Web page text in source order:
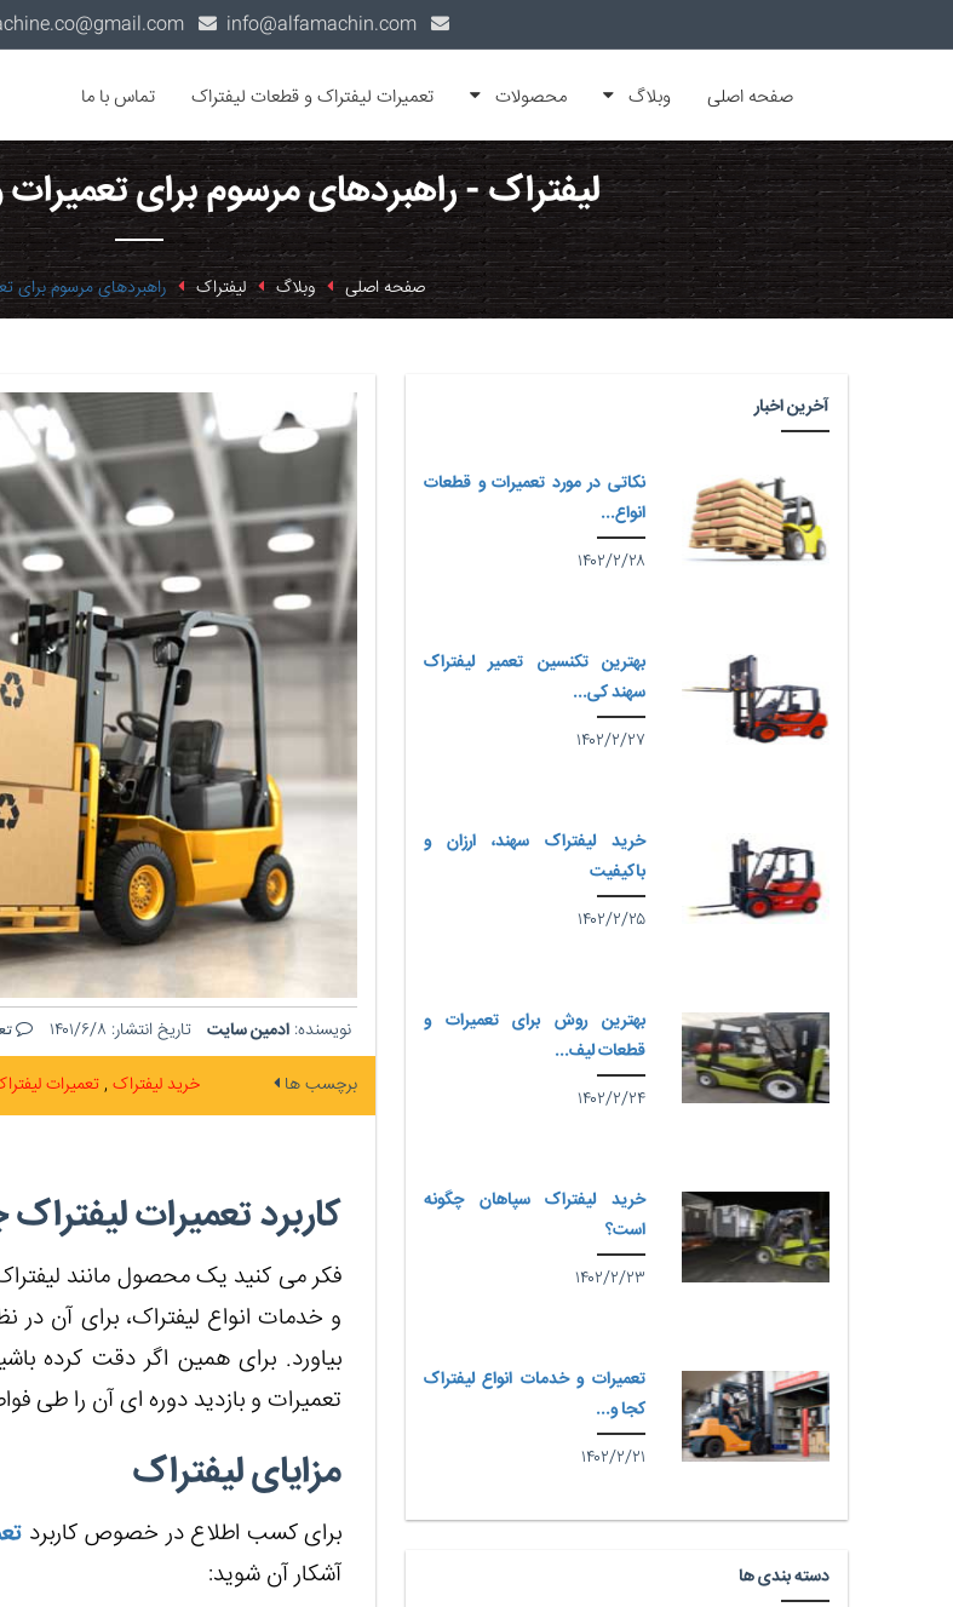
صفحه اصلی وبلاگ محصولات تعمیرات لیفتراک و قطعات لیفتراک تماس با ما
لیفتراک - راهبردهای مرسوم برای
صفحه اصلی وبلاگ لیفتراک راهبردهای مرسوم برای
نویسنده: ادمین سایت تاریخ انتشار: ۱۴۰۱/۶/۸
برچسب ها خرید لیفتراک تعمیرات
کاربرد تعمیرات
فکر می کنید یک محصول مانند
و خدمات انواع لیفتراک، برای آن
بیاورد. برای همین اگر دقت کرده
تعمیرات و بازدید دوره ای آن را طی
مزایای لیفتراک
برای کسب اطلاع در خصوص کاربرد
آشکار آن شوید:
آخرین اخبار
نکاتی در مورد تعمیرات و قطعات
انواع...
۱۴۰۲/۲/۲۸
بهترین تکنسین تعمیر لیفتراک
سهند کی...
۱۴۰۲/۲/۲۷
خرید لیفتراک سهند، ارزان و
باکیفیت
۱۴۰۲/۲/۲۵
بهترین روش برای تعمیرات و
قطعات لیف...
۱۴۰۲/۲/۲۴
خرید لیفتراک سپاهان چگونه
است؟
۱۴۰۲/۲/۲۳
تعمیرات و خدمات انواع لیفتراک
کجا و...
۱۴۰۲/۲/۲۱
دسته بندی ها